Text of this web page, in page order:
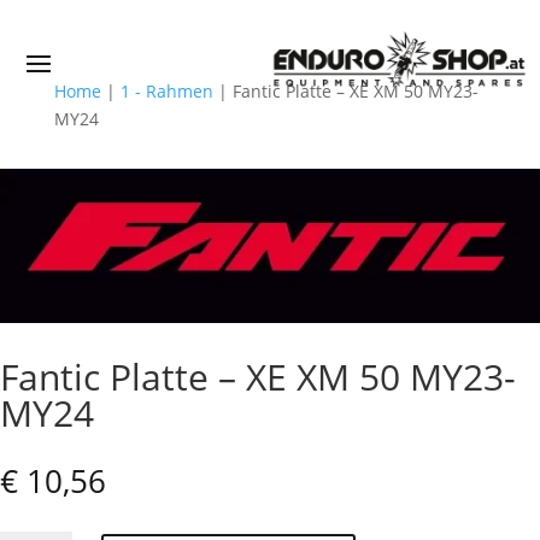
Home | 1 - Rahmen | Fantic Platte – XE XM 50 MY23-
MY24
Fantic Platte – XE XM 50 MY23-
MY24
€ 10,56